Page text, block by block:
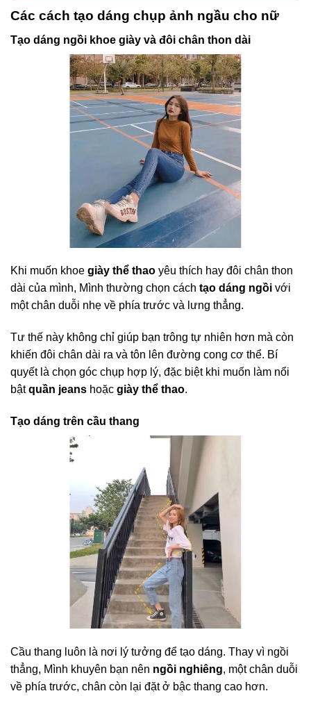
Các cách tạo dáng chụp ảnh ngầu cho nữ
Tạo dáng ngồi khoe giày và đôi chân thon dài
Khi muốn khoe giày thể thao yêu thích hay đôi chân thon
dài của mình, Mình thường chọn cách tạo dáng ngồi với
một chân duỗi nhẹ về phía trước và lưng thẳng.
Tư thế này không chỉ giúp bạn trông tự nhiên hơn mà còn
khiến đôi chân dài ra và tôn lên đường cong cơ thể. Bí
quyết là chọn góc chụp hợp lý, đặc biệt khi muốn làm nổi
bậtquần jeans hoặc giày thể thao.
Tạo dáng trên cầu thang
Cầu thang luôn là nơi lý tưởng để tạo dáng. Thay vì ngồi
thẳng, Mình khuyên bạn nên ngồi nghiêng, một chân duỗi
về phía trước, chân còn lại đặt ở bậc thang cao hơn.